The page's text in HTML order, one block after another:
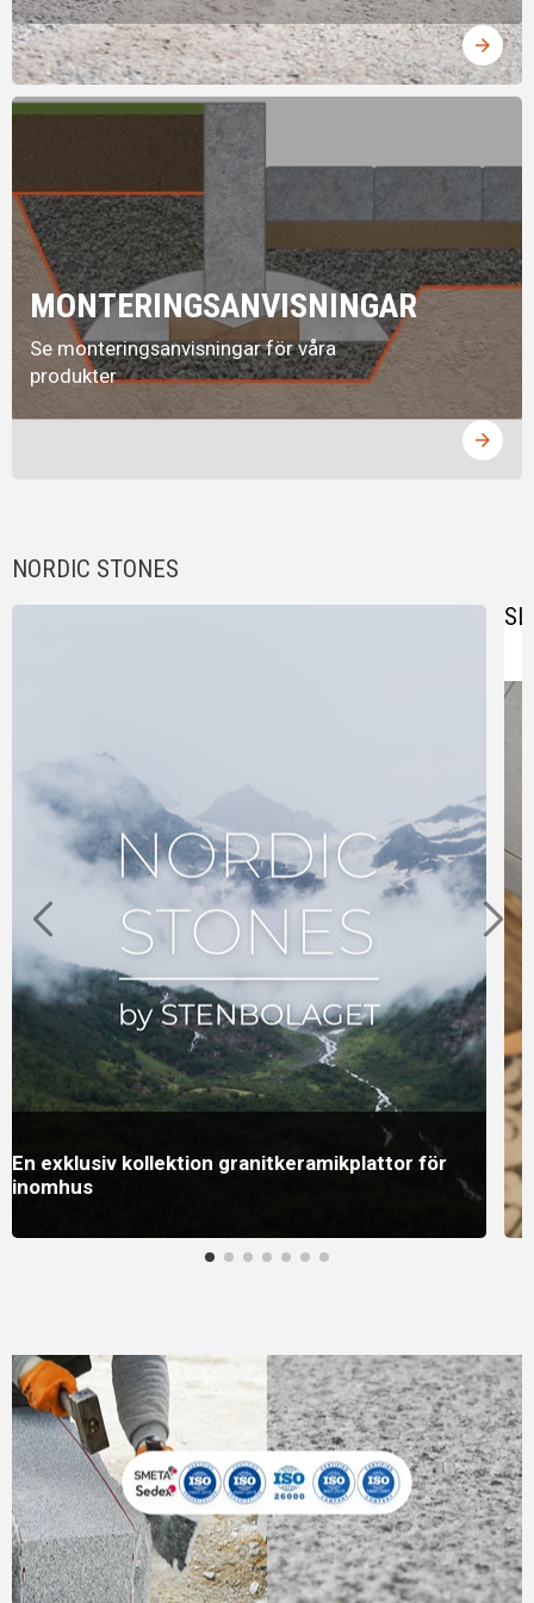
arrow_forward
arrow_forward
MONTERINGSANVISNINGAR
Se monteringsanvisningar för våra
produkter
NORDIC STONES
En exklusiv kollektion granitkeramikplattor för
inomhus